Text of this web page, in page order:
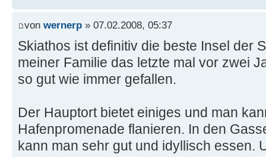
von wernerp » 07.02.2008, 05:37
Skiathos ist definitiv die beste Insel der
meiner Familie das letzte mal vor zwei
so gut wie immer gefallen.
Der Hauptort bietet einiges und man
Hafenpromenade flanieren. In den
kann man sehr gut und idyllisch essen.